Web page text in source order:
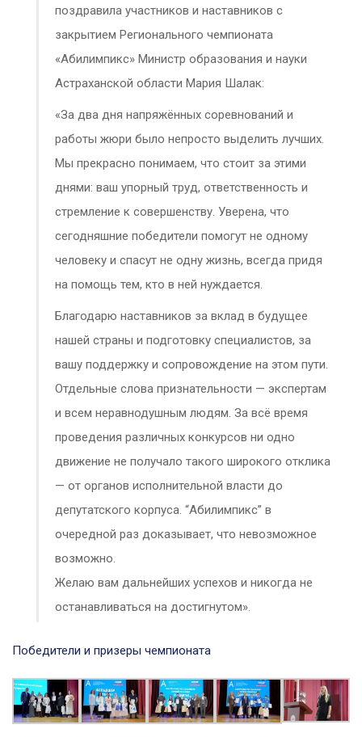
поздравила участников и наставников с
закрытием Регионального чемпионата
«Абилимпикс» Министр образования и науки
Астраханской области Мария Шалак:
«За два дня напряжённых соревнований и
работы жюри было непросто выделить лучших.
Мы прекрасно понимаем, что стоит за этими
днями: ваш упорный труд, ответственность и
стремление к совершенству. Уверена, что
сегодняшние победители помогут не одному
человеку и спасут не одну жизнь, всегда придя
на помощь тем, кто в ней нуждается.
Благодарю наставников за вклад в будущее
нашей страны и подготовку специалистов, за
вашу поддержку и сопровождение на этом пути.
Отдельные слова признательности — экспертам
и всем неравнодушным людям. За всё время
проведения различных конкурсов ни одно
движение не получало такого широкого отклика
— от органов исполнительной власти до
депутатского корпуса. “Абилимпикс” в
очередной раз доказывает, что невозможное
возможно.
Желаю вам дальнейших успехов и никогда не
останавливаться на достигнутом».
Победители и призеры чемпионата